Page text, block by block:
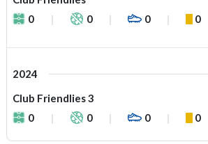
0
0 0 0
2024
Club Friendlies 3
0
0 0 0